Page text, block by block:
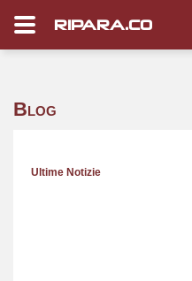
RIPARA.CO
Blog
Ultime Notizie